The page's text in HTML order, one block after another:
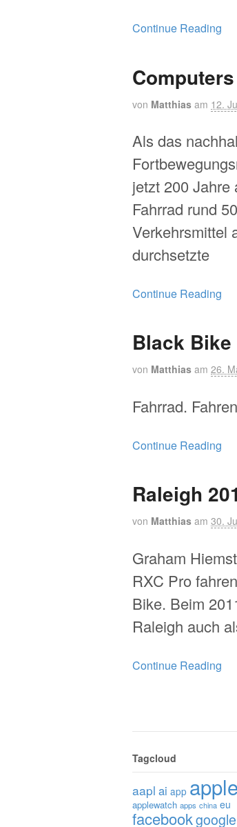
Continue Reading
von Matthias am 12.
Als das
jetzt 200 Jahre
Fahrrad rund
Verkehrsmittel
durchsetzte
Continue Reading
Black Bike
von Matthias am 26.
Fahrrad.
Continue Reading
Raleigh
von Matthias am 30.
Graham
RXC Pro
Bike. Beim
Raleigh auch
Continue Reading
Tagcloud
aapl ai app apple
applewatch apps china eu
facebookgoogle